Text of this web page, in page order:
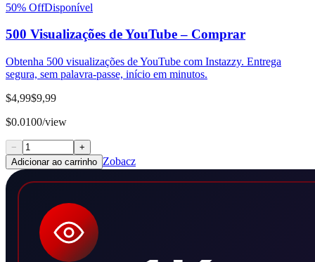
50% OffDisponível
500 Visualizações de YouTube – Comprar
Obtenha 500 visualizações de YouTube com Instazzy. Entrega
segura, sem palavra-passe, início em minutos.
$4,99$9,99
$0.0100/view
−
+
Adicionar ao carrinho Zobacz